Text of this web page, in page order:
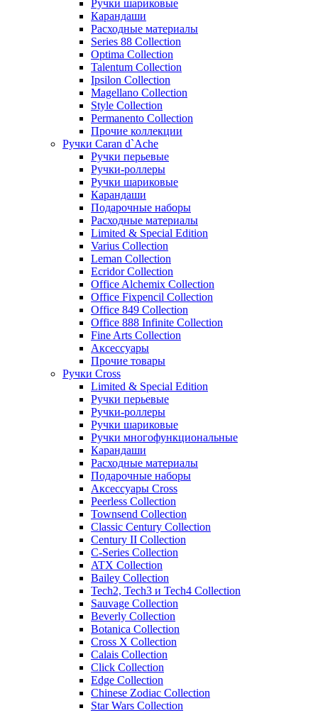
Ручки шариковые
Карандаши
Расходные материалы
Series 88 Collection
Optima Collection
Talentum Collection
Ipsilon Collection
Magellano Collection
Style Collection
Permanento Collection
Прочие коллекции
Ручки Caran d`Ache
Ручки перьевые
Ручки-роллеры
Ручки шариковые
Карандаши
Подарочные наборы
Расходные материалы
Limited & Special Edition
Varius Collection
Leman Collection
Ecridor Collection
Office Alchemix Collection
Office Fixpencil Collection
Office 849 Collection
Office 888 Infinite Collection
Fine Arts Collection
Аксессуары
Прочие товары
Ручки Cross
Limited & Special Edition
Ручки перьевые
Ручки-роллеры
Ручки шариковые
Ручки многофункциональные
Карандаши
Расходные материалы
Подарочные наборы
Аксессуары Cross
Peerless Collection
Townsend Collection
Classic Century Collection
Century II Collection
C-Series Collection
ATX Collection
Bailey Collection
Tech2, Tech3 и Tech4 Collection
Sauvage Collection
Beverly Collection
Botanica Collection
Cross X Collection
Calais Collection
Click Collection
Edge Collection
Chinese Zodiac Collection
Star Wars Collection